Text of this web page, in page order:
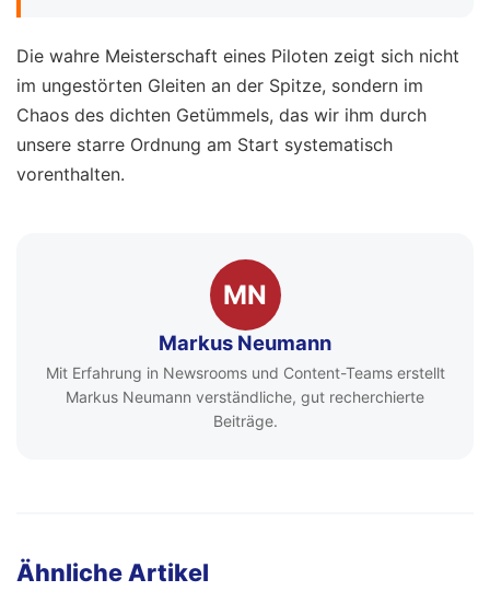
Die wahre Meisterschaft eines Piloten zeigt sich nicht
im ungestörten Gleiten an der Spitze, sondern im
Chaos des dichten Getümmels, das wir ihm durch
unsere starre Ordnung am Start systematisch
vorenthalten.
MN
Markus Neumann
Mit Erfahrung in Newsrooms und Content-Teams erstellt
Markus Neumann verständliche, gut recherchierte
Beiträge.
Ähnliche Artikel